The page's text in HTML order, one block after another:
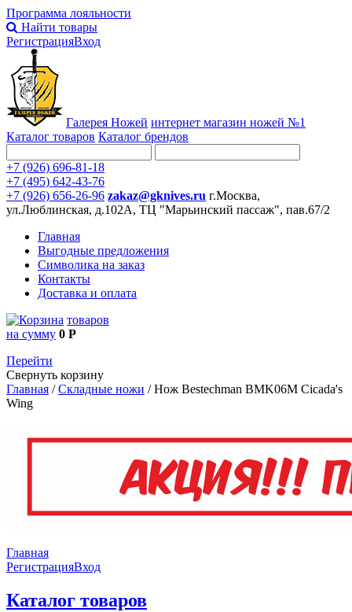
Программа лояльности
Найти товары
РегистрацияВход
Галерея Ножей интернет магазин ножей №1
Каталог товаров Каталог брендов
+7 (926) 696-81-18
+7 (495) 642-43-76
+7 (926) 656-26-96 zakaz@gknives.ru г.Москва,
ул.Люблинская, д.102А, ТЦ "Марьинский пассаж", пав.67/2
Главная
Выгодные предложения
Символика на заказ
Контакты
Доставка и оплата
товаров
на сумму 0 Р
Перейти
Свернуть корзину
Главная /Складные ножи /Нож Bestechman BMK06M Cicada's
Wing
Главная
РегистрацияВход
Каталог товаров